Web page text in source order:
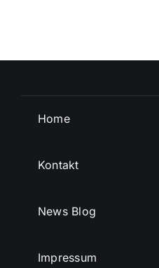
Home
Kontakt
News Blog
Impressum